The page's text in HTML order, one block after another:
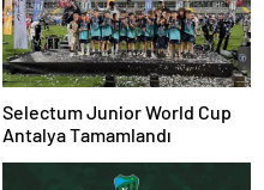
Selectum Junior World Cup
Antalya Tamamlandı